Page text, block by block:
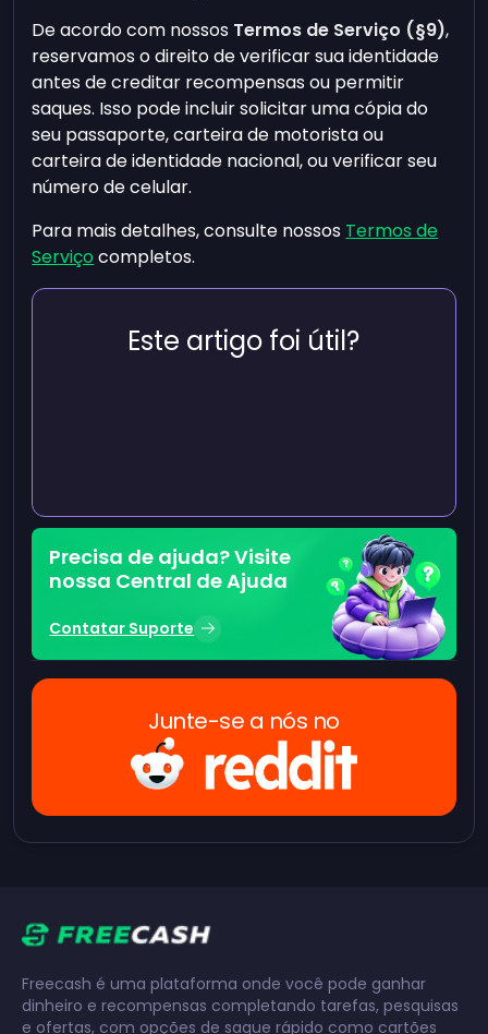
De acordo com nossos Termos de Serviço (§9),
reservamos o direito de verificar sua identidade
antes de creditar recompensas ou permitir
saques. Isso pode incluir solicitar uma cópia do
seu passaporte, carteira de motorista ou
carteira de identidade nacional, ou verificar seu
número de celular.
Para mais detalhes, consulte nossos Termos de
Serviço completos.
Este artigo foi útil?
Precisa de ajuda? Visite
nossa Central de Ajuda
Contatar Suporte
Junte-se a nós no
Freecash é uma plataforma onde você pode ganhar
dinheiro e recompensas completando tarefas, pesquisas
e ofertas, com opções de saque rápido como cartões